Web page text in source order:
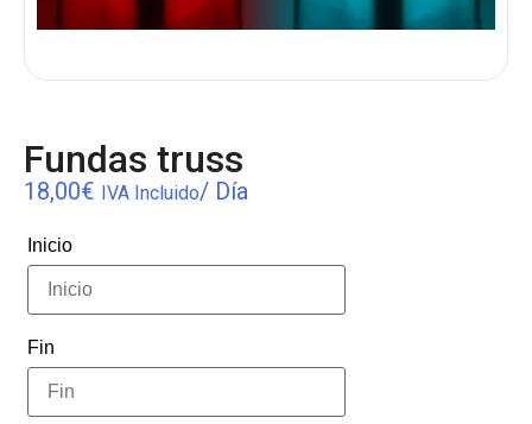
Fundas truss
18,00€ IVA Incluido/ Día
Inicio
Fin